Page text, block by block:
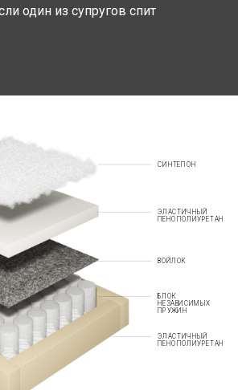
один из супругов спит
СИНТЕПОН
ЭЛАСТИЧНЫЙ
ПЕНОПОЛИУРЕТАН
ВОЙЛОК
БЛОК
НЕЗАВИСИМЫХ
ПРУЖИН
ЭЛАСТИЧНЫЙ
ПЕНОПОЛИУРЕТАН